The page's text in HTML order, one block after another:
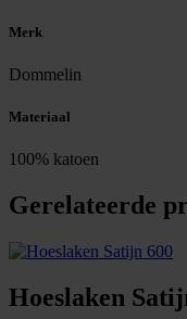
Merk
Dommelin
Materiaal
100% katoen
Gerelateerde
Hoeslaken